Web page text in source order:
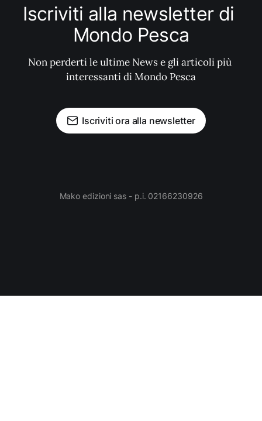
Iscriviti alla newsletter di
Mondo Pesca
Non perderti le ultime News e gli articoli più
interessanti di Mondo Pesca
Iscriviti ora alla newsletter
Mako edizioni sas - p.i. 02166230926